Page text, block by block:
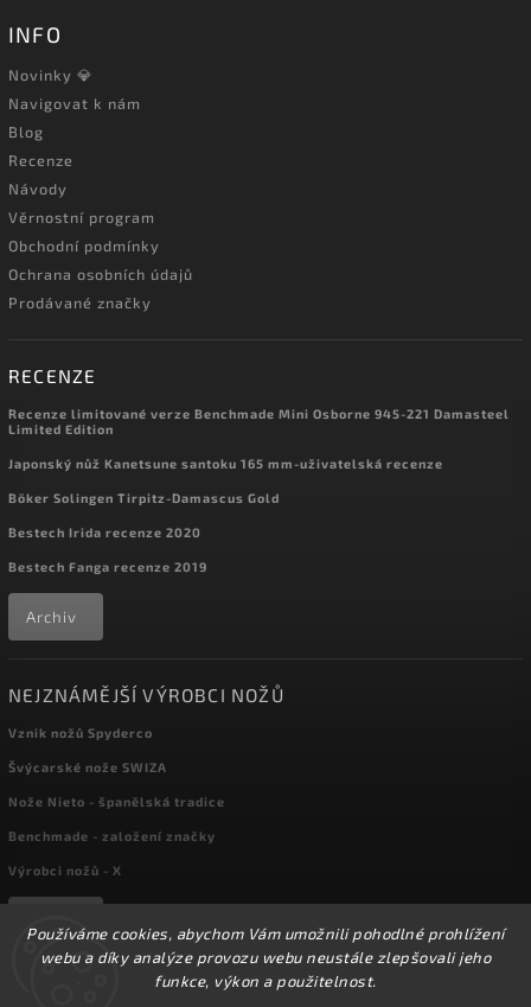
Používáme cookies, abychom Vám umožnili pohodlné prohlížení
webu a díky analýze provozu webu neustále zlepšovali jeho
funkce, výkon a použitelnost.
☀️Ve dnech 3-14.8 2026 máme zavřeno z důvodu
INFO
Novinky 💎
Navigovat k nám
Blog
Recenze
Návody
Věrnostní program
Obchodní podmínky
Ochrana osobních údajů
Prodávané značky
RECENZE
Recenze limitované verze Benchmade Mini Osborne 945-221 Damasteel
Limited Edition
Japonský nůž Kanetsune santoku 165 mm-uživatelská recenze
Böker Solingen Tirpitz-Damascus Gold
Bestech Irida recenze 2020
Bestech Fanga recenze 2019
Archiv
NEJZNÁMĚJŠÍ VÝROBCI NOŽŮ
Vznik nožů Spyderco
Švýcarské nože SWIZA
Nože Nieto - španělská tradice
Benchmade - založení značky
Výrobci nožů - X
kapesni-noze.cz